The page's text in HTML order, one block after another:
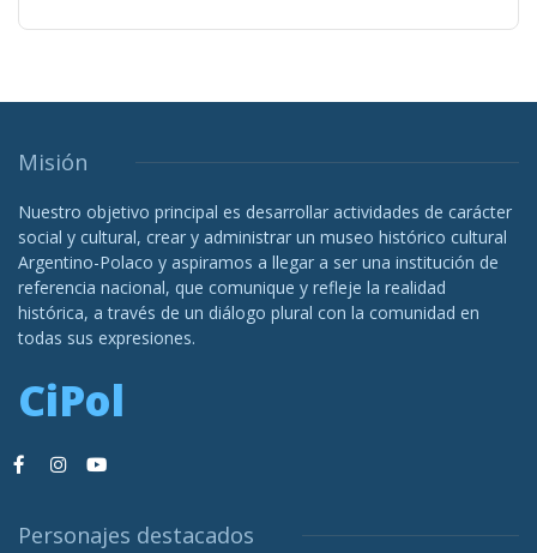
Misión
Nuestro objetivo principal es desarrollar actividades de carácter
social y cultural, crear y administrar un museo histórico cultural
Argentino-Polaco y aspiramos a llegar a ser una institución de
referencia nacional, que comunique y refleje la realidad
histórica, a través de un diálogo plural con la comunidad en
todas sus expresiones.
CiPol
Personajes destacados